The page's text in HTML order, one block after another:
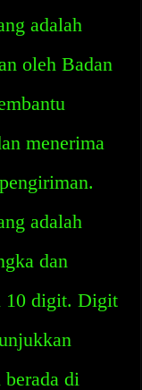
adalah
oleh Badan
menerima
adalah
dan
10 digit. Digit
berada di